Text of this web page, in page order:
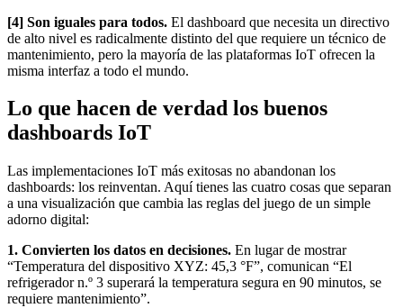
[4] Son iguales para todos. El dashboard que necesita un directivo
de alto nivel es radicalmente distinto del que requiere un técnico de
mantenimiento, pero la mayoría de las plataformas IoT ofrecen la
misma interfaz a todo el mundo.
Lo que hacen de verdad los buenos
dashboards IoT
Las implementaciones IoT más exitosas no abandonan los
dashboards: los reinventan. Aquí tienes las cuatro cosas que separan
a una visualización que cambia las reglas del juego de un simple
adorno digital:
1. Convierten los datos en decisiones. En lugar de mostrar
“Temperatura del dispositivo XYZ: 45,3 °F”, comunican “El
refrigerador n.º 3 superará la temperatura segura en 90 minutos, se
requiere mantenimiento”.